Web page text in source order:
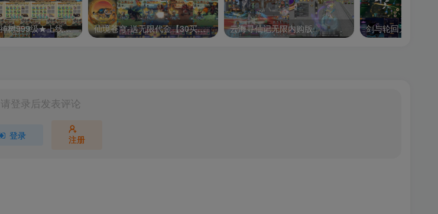
★掌中三国神树999级★上线送代金*9999亿 仙境苍穹-送无限代金【30买断】 云海寻仙记无限内购版 剑与轮回无限内购
请登录后发表评论
登录 注册